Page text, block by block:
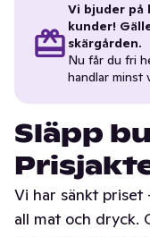
Vi bjuder på
kunder!
skärgården.
Nu får du fri
handlar minst
Släpp
Vi har sänkt priset
all mat och dryck.